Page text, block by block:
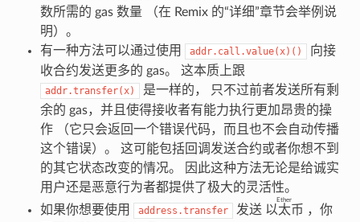
数所需的 gas 数量 （在 Remix 的“详细”章节会举例说
明）。
有一种方法可以通过使用
addr.call.value(x)()
向接
收合约发送更多的 gas。 这本质上跟
addr.transfer(x)
是一样的， 只不过前者发送所有剩
余的 gas，并且使得接收者有能力执行更加昂贵的操
作 （它只会返回一个错误代码，而且也不会自动传播
这个错误）。 这可能包括回调发送合约或者你想不到
的其它状态改变的情况。 因此这种方法无论是给诚实
用户还是恶意行为者都提供了极大的灵活性。
如果你想要使用
address.transfer 发送 以太币
Ether
，你